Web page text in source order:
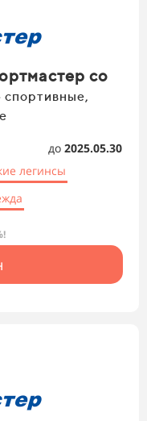
со
спортивные,
до 2025.05.30
легинсы